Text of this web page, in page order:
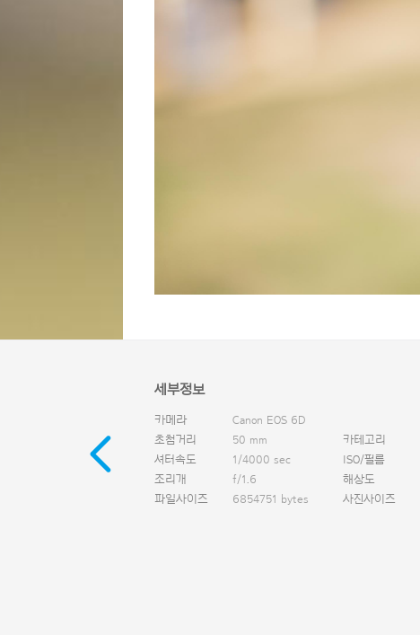
세부정보
카메라
Canon EOS 6D
초첨거리
50 mm 카테고리
셔터속도
1/4000 sec ISO/필름
조리개
f/1.6 해상도
파일사이즈
6854751 bytes 사진사이즈